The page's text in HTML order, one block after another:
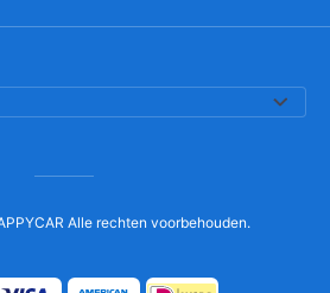
Alle rechten voorbehouden.